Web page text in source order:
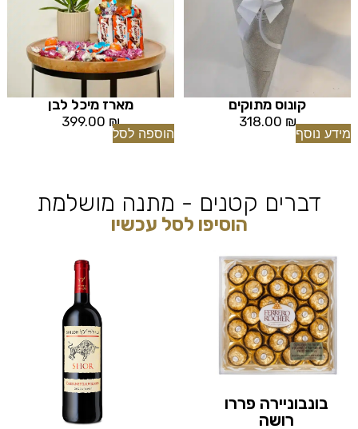
קונוס מתוקים
318.00 ₪
מידע נוסף
מארז מיכל לבן
399.00 ₪
הוספה לסל
דברים קטנים - מתנה מושלמת
הוסיפו לסל עכשיו
בונבוניירה פררו
רושה